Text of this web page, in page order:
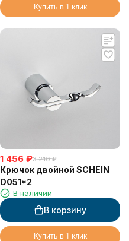
Купить в 1 клик
1 456 ₽3 210 ₽
Крючок двойной SCHEIN
D051*2
В наличии
В корзину
Купить в 1 клик